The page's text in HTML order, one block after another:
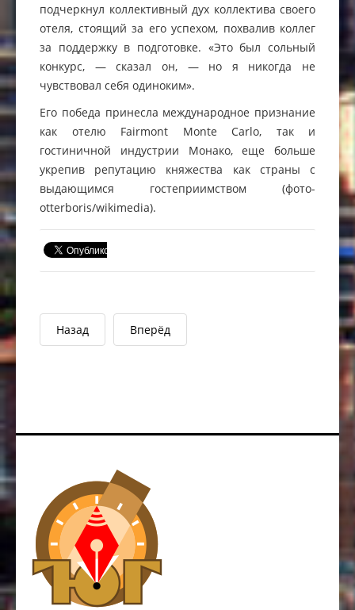
подчеркнул коллективный дух коллектива своего
отеля, стоящий за его успехом, похвалив коллег
за поддержку в подготовке. «Это был сольный
конкурс, — сказал он, — но я никогда не
чувствовал себя одиноким».
Его победа принесла международное признание
как отелю Fairmont Monte Carlo, так и
гостиничной индустрии Монако, еще больше
укрепив репутацию княжества как страны с
выдающимся гостеприимством (фото-
otterboris/wikimedia).
Назад Вперёд